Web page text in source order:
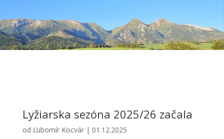
Lyžiarska sezóna 2025/26 začala
od Ľubomír Kocvár| 01.12.2025